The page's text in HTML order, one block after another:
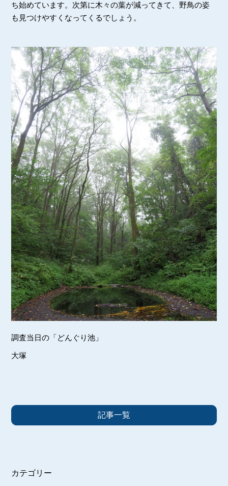
ち始めています。次第に木々の葉が減ってきて、野鳥の姿
も見つけやすくなってくるでしょう。
調査当日の「どんぐり池」
大塚
記事一覧
カテゴリー